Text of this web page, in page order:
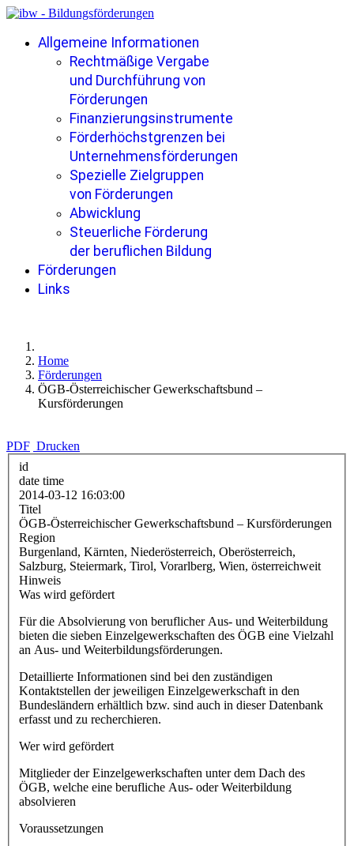
Allgemeine Informationen
Rechtmäßige Vergabe
und Durchführung von
Förderungen
Finanzierungsinstrumente
Förderhöchstgrenzen bei
Unternehmensförderungen
Spezielle Zielgruppen
von Förderungen
Abwicklung
Steuerliche Förderung
der beruflichen Bildung
Förderungen
Links
Home
Förderungen
ÖGB-Österreichischer Gewerkschaftsbund –
Kursförderungen
PDF Drucken
id
date time
2014-03-12 16:03:00
Titel
ÖGB-Österreichischer Gewerkschaftsbund – Kursförderungen
Region
Burgenland, Kärnten, Niederösterreich, Oberösterreich,
Salzburg, Steiermark, Tirol, Vorarlberg, Wien, österreichweit
Hinweis
Was wird gefördert
Für die Absolvierung von beruflicher Aus- und Weiterbildung
bieten die sieben Einzelgewerkschaften des ÖGB eine Vielzahl
an Aus- und Weiterbildungsförderungen.
Detaillierte Informationen sind bei den zuständigen
Kontaktstellen der jeweiligen Einzelgewerkschaft in den
Bundesländern erhältlich bzw. sind auch in dieser Datenbank
erfasst und zu recherchieren.
Wer wird gefördert
Mitglieder der Einzelgewerkschaften unter dem Dach des
ÖGB, welche eine berufliche Aus- oder Weiterbildung
absolvieren
Voraussetzungen